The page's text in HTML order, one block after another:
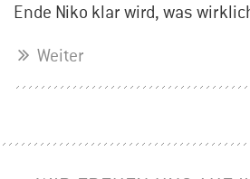
Ende Niko klar wird, was
Weiter